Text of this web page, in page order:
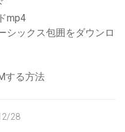
mp4
シックス包囲をダウンロ
する方法
28